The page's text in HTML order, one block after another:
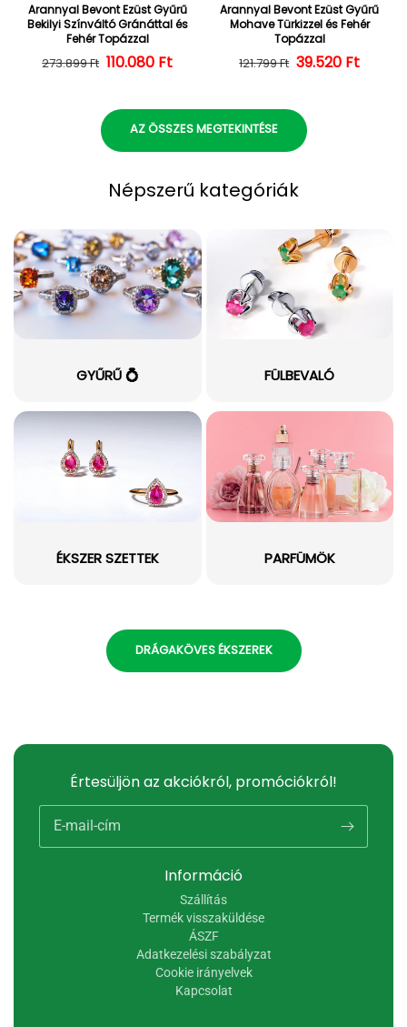
Arannyal Bevont Ezüst Gyűrű
Bekilyi Színváltó Gránáttal és
Fehér Topázzal
Normál ár
273.899 Ft Kedvezményes ár
110.080 Ft
Arannyal Bevont Ezüst Gyűrű
Mohave Türkizzel és Fehér
Topázzal
Normál ár
121.799 Ft 39.520 Ft
AZ ÖSSZES MEGTEKINTÉSE
Népszerű kategóriák
GYŰRŰ 💍 FÜLBEVALÓ
ÉKSZER SZETTEK PARFÜMÖK
DRÁGAKÖVES ÉKSZEREK
Információ
Szállítás
Termék visszaküldése
ÁSZF
Adatkezelési szabályzat
Cookie irányelvek
Kapcsolat
Értesüljön az akciókról, promóciókról!
E-mail-cím